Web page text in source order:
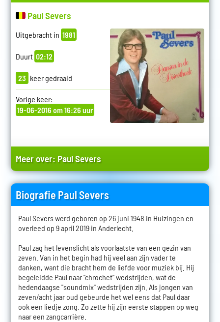
Paul Severs
Uitgebracht in 1981
Duurt 02:12
23 keer gedraaid
Vorige keer:
19-06-2016 om 16:26 uur
Meer over: Paul Severs
Biografie Paul Severs
Paul Severs werd geboren op 26 juni 1948 in Huizingen en
overleed op 9 april 2019 in Anderlecht.
Paul zag het levenslicht als voorlaatste van een gezin van
zeven. Van in het begin had hij veel aan zijn vader te
danken, want die bracht hem de liefde voor muziek bij. Hij
begeleidde Paul naar "chrochet" wedstrijden, wat de
hedendaagse "soundmix" wedstrijden zijn. Als jongen van
zeven/acht jaar oud gebeurde het wel eens dat Paul daar
ook een liedje zong. Zo zette hij zijn eerste stappen op weg
naar een zangcarrière.